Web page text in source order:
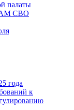
палаты
СВО
года
к